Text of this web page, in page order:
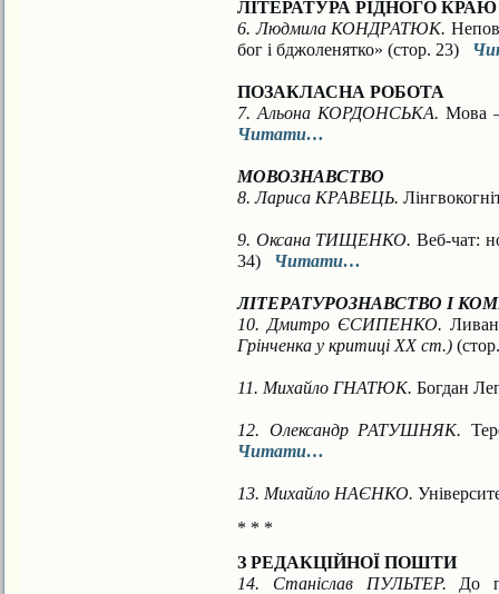
ЛІТЕРАТУРА РІДНОГО КРАЮ
6. Людмила КОНДРАТЮК.
бог і бджоленятко» (стор. 23)
ПОЗАКЛАСНА РОБОТА
7. Альона КОРДОНСЬКА. Мова
Читати…
МОВОЗНАВСТВО
8. Лариса КРАВЕЦЬ.
9. Оксана ТИЩЕНКО.Веб-чат:
34) Читати…
ЛІТЕРАТУРОЗНАВСТВО І
10. Дмитро ЄСИПЕНКО.
Грінченка у критиці ХХ ст.)
11. Михайло ГНАТЮК. Богдан
12. Олександр РАТУШНЯК.
Читати…
13. Михайло НАЄНКО.
* * *
З РЕДАКЦІЙНОЇ ПОШТИ
14. Станіслав ПУЛЬТЕР. До